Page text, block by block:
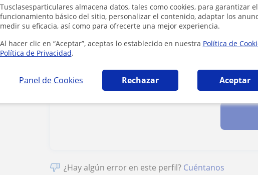
Tusclasesparticulares almacena datos, tales como cookies, para garantizar el
funcionamiento básico del sitio, personalizar el contenido, adaptar los
medir su eficacia, así como para ofrecerte una mejor experiencia.
Al hacer clic en “Aceptar”, aceptas lo establecido en nuestra Política de
Política de Privacidad.
Panel de Cookies Rechazar Aceptar
Al hacer clic,
¿Hay algún error en este perfil? Cuéntanos